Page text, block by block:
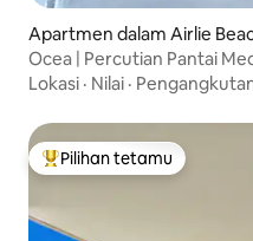
Apartmen dalam Airlie
Ocea | Percutian Pantai
Lokasi · Nilai ·
Pilihan utama tetamu
Pilihan tetamu